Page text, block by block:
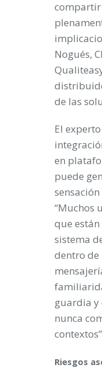
compartir
Nogués,
de las
El
en
puede
“Muchos
que
sistema
dentro de
guardia y
nunca
Riesgos